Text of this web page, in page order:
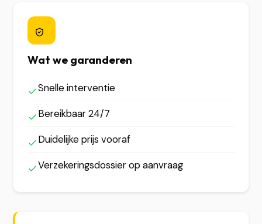
Wat we garanderen
Snelle interventie
Bereikbaar 24/7
Duidelijke prijs vooraf
Verzekeringsdossier op aanvraag